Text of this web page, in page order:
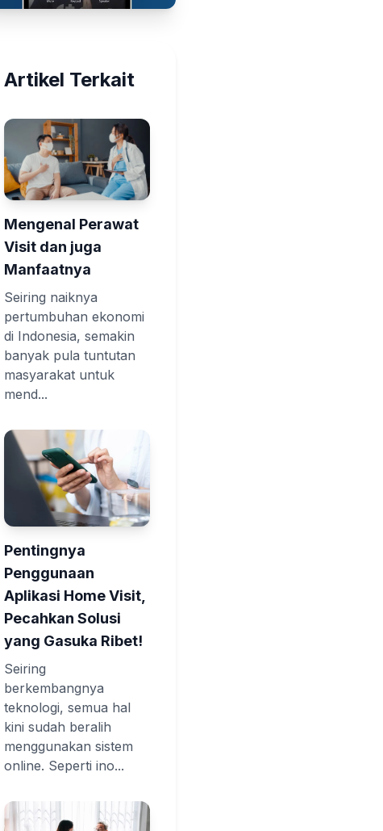
Artikel Terkait
Mengenal Perawat
Visit dan juga
Manfaatnya
Seiring naiknya
pertumbuhan ekonomi
di Indonesia, semakin
banyak pula tuntutan
masyarakat untuk
mend...
Pentingnya
Penggunaan
Aplikasi Home Visit,
Pecahkan Solusi
yang Gasuka Ribet!
Seiring
berkembangnya
teknologi, semua hal
kini sudah beralih
menggunakan sistem
online. Seperti ino...